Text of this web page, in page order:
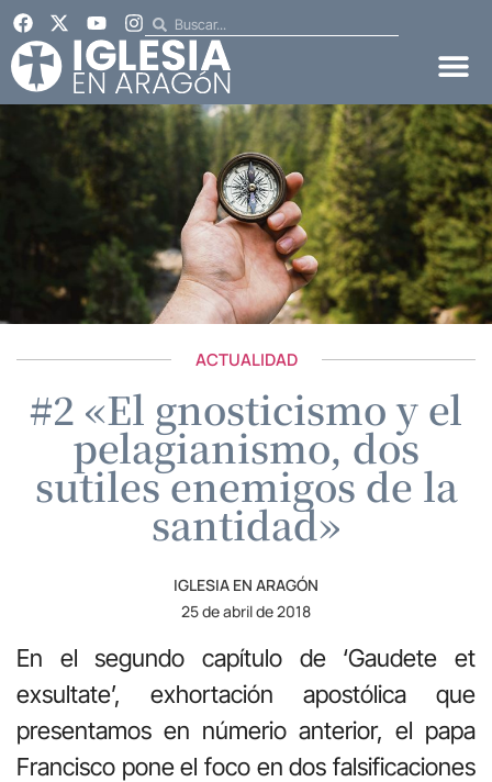
ACTUALIDAD
#2 «El gnosticismo y el
pelagianismo, dos
sutiles enemigos de la
santidad»
IGLESIA EN ARAGÓN
25 de abril de 2018
En el segundo capítulo de ‘Gaudete et
exsultate’, exhortación apostólica que
presentamos en númerio anterior, el papa
Francisco pone el foco en dos falsificaciones